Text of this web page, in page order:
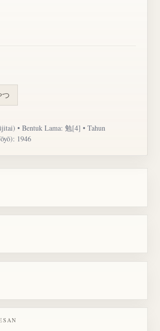
つ
• Bentuk Lama: 勉[4] • Tahun
1946